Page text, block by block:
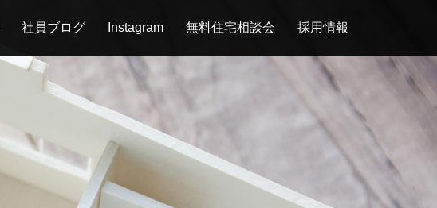
社員ブログ Instagram 無料住宅相談会 採用情報